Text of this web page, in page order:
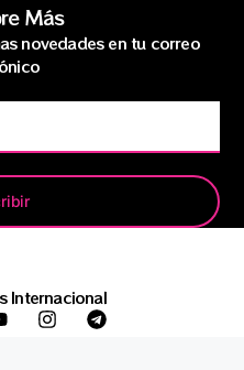
Más
novedades en tu correo
Internacional